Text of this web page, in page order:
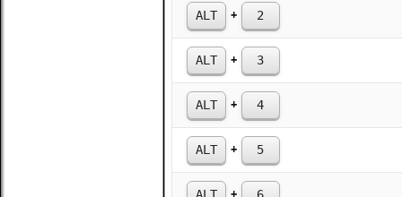
ALT + 2
ALT + 3
ALT + 4
ALT + 5